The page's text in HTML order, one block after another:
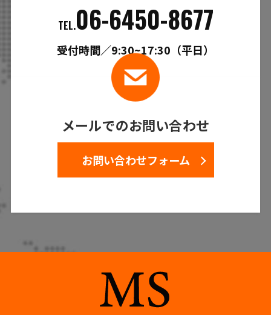
TEL.06-6450-8677
受付時間／9:30~17:30（平日）
メールでのお問い合わせ
お問い合わせフォーム